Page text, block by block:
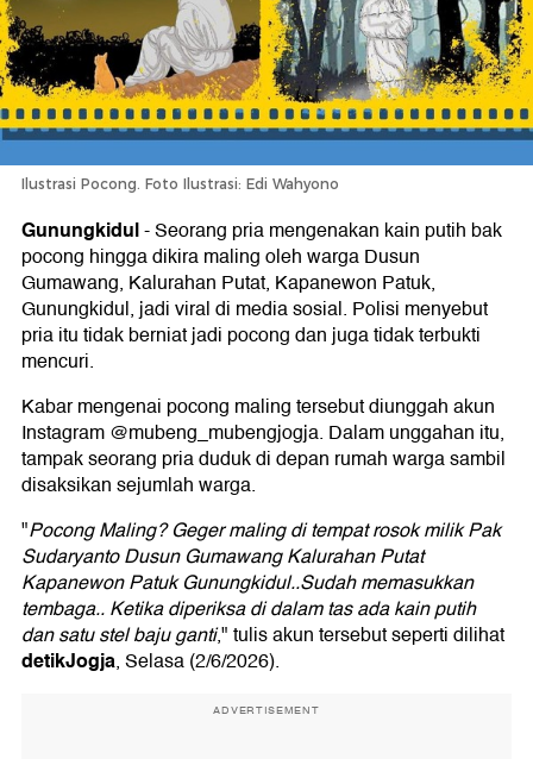
Ilustrasi Pocong. Foto Ilustrasi: Edi Wahyono
Gunungkidul-Seorang pria mengenakan kain putih bak
pocong hingga dikira maling oleh warga Dusun
Gumawang, Kalurahan Putat, Kapanewon Patuk,
Gunungkidul, jadi viral di media sosial. Polisi menyebut
pria itu tidak berniat jadi pocong dan juga tidak terbukti
mencuri.
Kabar mengenai pocong maling tersebut diunggah akun
Instagram @mubeng_mubengjogja. Dalam unggahan itu,
tampak seorang pria duduk di depan rumah warga sambil
disaksikan sejumlah warga.
"Pocong Maling? Geger maling di tempat rosok milik Pak
Sudaryanto Dusun Gumawang Kalurahan Putat
Kapanewon Patuk Gunungkidul..Sudah memasukkan
tembaga.. Ketika diperiksa di dalam tas ada kain putih
dan satu stel baju ganti," tulis akun tersebut seperti dilihat
detikJogja, Selasa (2/6/2026).
ADVERTISEMENT